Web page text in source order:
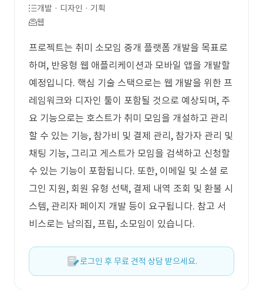
개발 · 디자인 · 기획
웹
프로젝트는 취미 소모임 중개 플랫폼 개발을 목표로
하며, 반응형 웹 애플리케이션과 모바일 앱을 개발할
예정입니다. 핵심 기술 스택으로는 웹 개발을 위한 프
레임워크와 디자인 툴이 포함될 것으로 예상되며, 주
요 기능으로는 호스트가 취미 모임을 개설하고 관리
할 수 있는 기능, 참가비 및 결제 관리, 참가자 관리 및
채팅 기능, 그리고 게스트가 모임을 검색하고 신청할
수 있는 기능이 포함됩니다. 또한, 이메일 및 소셜 로
그인 지원, 회원 유형 선택, 결제 내역 조회 및 환불 시
스템, 관리자 페이지 개발 등이 요구됩니다. 참고 서
비스로는 남의집, 프립, 소모임이 있습니다.
로그인 후 무료 견적 상담 받으세요.